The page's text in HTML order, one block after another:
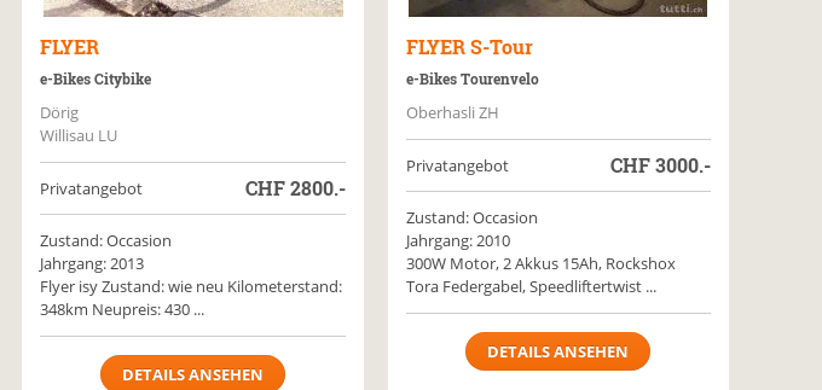
FLYER
e-Bikes Citybike
Dörig
Willisau LU
Privatangebot CHF2800.-
Zustand: Occasion
Jahrgang: 2013
Flyer isy Zustand: wie neu Kilometerstand:
348km Neupreis: 430 ...
DETAILS ANSEHEN
FLYER S-Tour
e-Bikes Tourenvelo
Oberhasli ZH
Privatangebot CHF3000.-
Zustand: Occasion
Jahrgang: 2010
300W Motor, 2 Akkus 15Ah, Rockshox
Tora Federgabel, Speedliftertwist ...
DETAILS ANSEHEN